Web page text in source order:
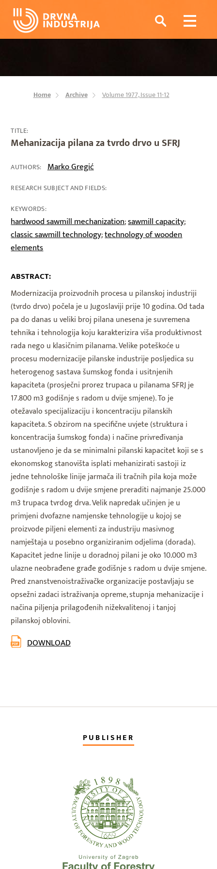
Home Archive Volume 1977, Issue 11-12
TITLE:
Mehanizacija pilana za tvrdo drvo u SFRJ
AUTHORS: Marko Gregić
RESEARCH SUBJECT AND FIELDS:
KEYWORDS:
hardwood sawmill mechanization;sawmill capacity;
classic sawmill technology;technology of wooden
elements
ABSTRACT:
Modernizacija proizvodnih procesa u pilanskoj industriji
(tvrdo drvo) počela je u Jugoslaviji prije 10 godina. Od tada
pa do danas u veliki broj pilana unesena je suvremena
tehnika i tehnologija koju karakterizira viša produktivnost
rada nego u klasičnim pilanama. Velike poteškoće u
procesu modernizacije pilanske industrije posljedica su
heterogenog sastava šumskog fonda i usitnjenih
kapaciteta (prosječni prorez trupaca u pilanama SFRJ je
17.800 m3 godišnje s radom u dvije smjene). To je
otežavalo specijalizaciju i koncentraciju pilanskih
kapaciteta. S obzirom na specifične uvjete (struktura i
koncentracija šumskog fonda) i načine privređivanja
ustanovljeno je da se minimalni pilanski kapacitet koji se s
ekonomskog stanovišta isplati mehanizirati sastoji iz
jedne tehnološke linije jarmača ili tračnih pila koja može
godišnje s radom u dvije smjene preraditi najmanje 25.000
m3 trupaca tvrdog drva. Velik napredak učinjen je u
primjeni dvofazne namjenske tehnologije u kojoj se
proizvode piljeni elementi za industriju masivnog
namještaja u posebno organiziranim odjelima (dorada).
Kapacitet jedne linije u doradnoj pilani je oko 10.000 m3
ulazne neobrađene građe godišnje s radom u dvije smjene.
Pred znanstvenoistraživačke organizacije postavljaju se
opsežni zadaci istraživanja opreme, stupnja mehanizacije i
načina piljenja prilagođenih nižekvalitenoj i tanjoj
pilanskoj oblovini.
DOWNLOAD
PUBLISHER